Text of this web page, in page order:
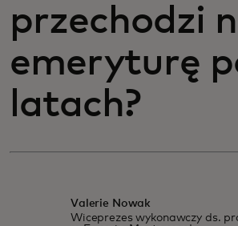
Aktualności i trendy
przechodzi
emeryturę
latach?
Valerie Nowak
Wiceprezes wykonawczy ds.